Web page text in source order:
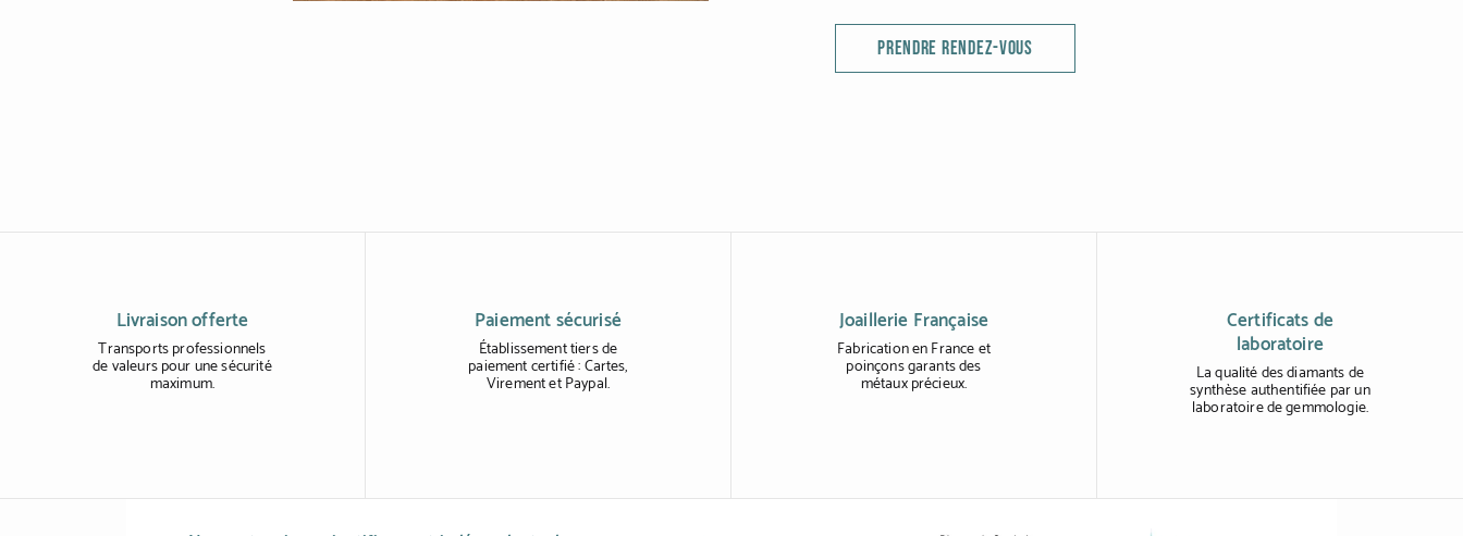
PRENDRE RENDEZ-VOUS
Livraison offerte
Transports professionnels
de valeurs pour une sécurité
maximum.
Paiement sécurisé
Établissement tiers de
paiement certifié : Cartes,
Virement et Paypal.
Joaillerie Française
Fabrication en France et
poinçons garants des
métaux précieux.
Certificats de
laboratoire
La qualité des diamants de
synthèse authentifiée par un
laboratoire de gemmologie.